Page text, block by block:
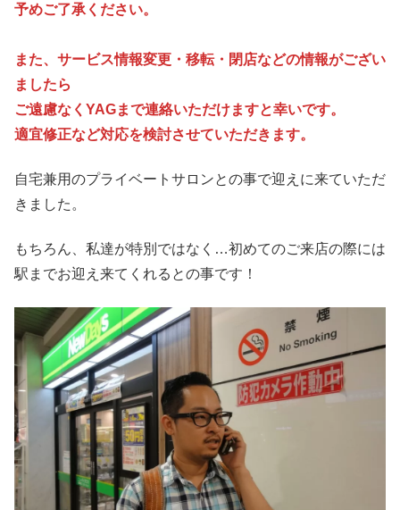
予めご了承ください。
また、サービス情報変更・移転・閉店などの情報がござい
ましたら
ご遠慮なくYAGまで連絡いただけますと幸いです。
適宜修正など対応を検討させていただきます。
自宅兼用のプライベートサロンとの事で迎えに来ていただ
きました。
もちろん、私達が特別ではなく…初めてのご来店の際には
駅までお迎え来てくれるとの事です！